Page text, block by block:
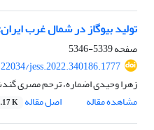
تولید بیوگاز در شمال غرب
صفحه5339-5346
jess.2022.340186.1777
زهرا وحیدی اضماره، ترحم مصری
مشاهده مقاله
اصل مقاله K